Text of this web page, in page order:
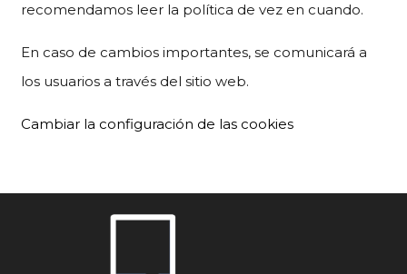
recomendamos leer la política de vez en cuando.
En caso de cambios importantes, se comunicará a
los usuarios a través del sitio web.
Cambiar la configuración de las cookies